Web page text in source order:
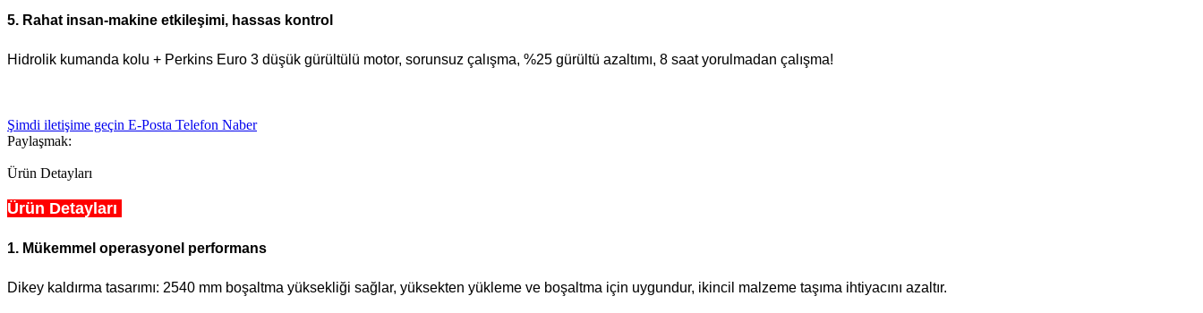
5. Rahat insan-makine etkileşimi, hassas kontrol
Hidrolik kumanda kolu + Perkins Euro 3 düşük gürültülü motor, sorunsuz çalışma, %25 gürültü azaltımı, 8 saat yorulmadan çalışma!
Şimdi iletişime geçin E-Posta Telefon Naber
Paylaşmak:
Ürün Detayları
Ürün Detayları
1. Mükemmel operasyonel performans
Dikey kaldırma tasarımı: 2540 mm boşaltma yüksekliği sağlar, yüksekten yükleme ve boşaltma için uygundur, ikincil malzeme taşıma ihtiyacını azaltır.